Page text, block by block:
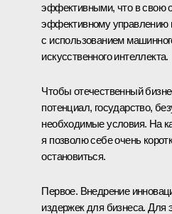
эффективными, что в свою
эффективному управлению
с использованием
искусственного интеллекта.
Чтобы отечественный
потенциал, государство,
необходимые условия. На
я позволю себе очень
остановиться.
Первое. Внедрение
издержек для бизнеса. Для